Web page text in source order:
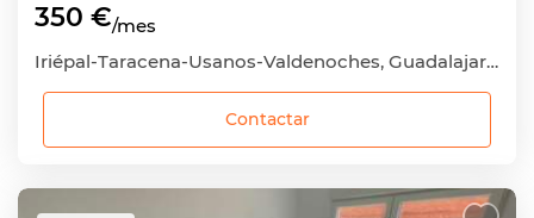
350 €/mes
Iriépal-Taracena-Usanos-Valdenoches, Guadalajara Capital, Guadalajara
Contactar